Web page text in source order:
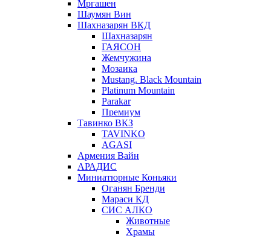
Мргашен
Шаумян Вин
Шахназарян ВКД
Шахназарян
ГАЯСОН
Жемчужина
Мозаика
Mustang. Black Mountain
Platinum Mountain
Parakar
Премиум
Тавинко ВКЗ
TAVINKO
AGASI
Армения Вайн
АРАДИС
Миниатюрные Коньяки
Оганян Бренди
Мараси КД
СИС АЛКО
Животные
Храмы